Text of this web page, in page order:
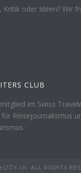
Kritik oder Ideen? Wir
CLUB
im Swiss
Reisejournalismus
ALL RIGHTS